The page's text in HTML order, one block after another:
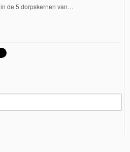
in de 5 dorpskernen van…